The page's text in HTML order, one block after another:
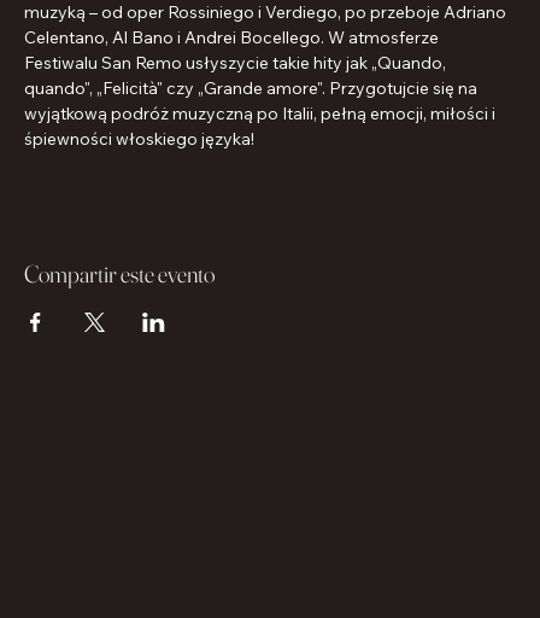
muzyką – od oper Rossiniego i Verdiego, po przeboje Adriano
Celentano, Al Bano i Andrei Bocellego. W atmosferze
Festiwalu San Remo usłyszycie takie hity jak „Quando,
quando", „Felicità" czy „Grande amore". Przygotujcie się na
wyjątkową podróż muzyczną po Italii, pełną emocji, miłości i
śpiewności włoskiego języka!
Compartir este evento